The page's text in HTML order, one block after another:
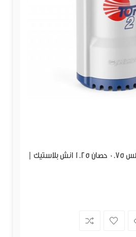
مضخة ماء بدرولو غاطس 0.75 حصان 1.25 انش بلاستيك |